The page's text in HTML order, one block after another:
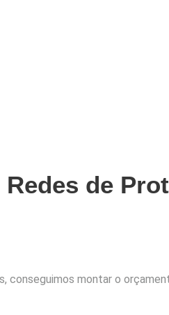
de
conseguimos montar o